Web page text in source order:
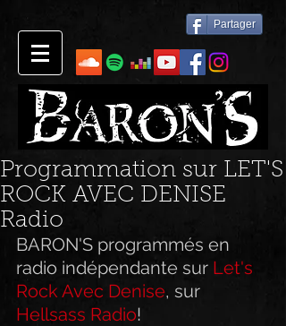
Partager
Programmation sur LET'S
ROCK AVEC DENISE
Radio
BARON'S programmés en
radio indépendante sur Let's
Rock Avec Denise, sur
Hellsass Radio!